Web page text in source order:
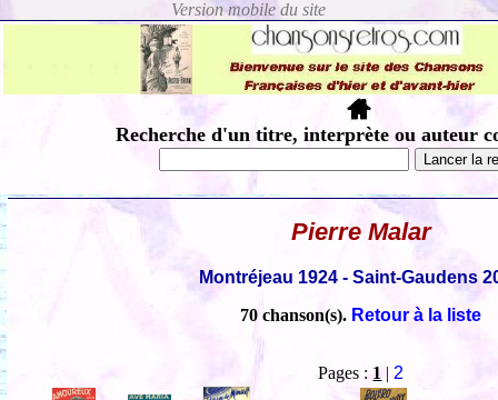
Recherche d'un titre, interprète ou auteur
Pierre Malar
Montréjeau 1924 - Saint-Gaudens
70 chanson(s). Retour à la liste
Pages : 1 | 2